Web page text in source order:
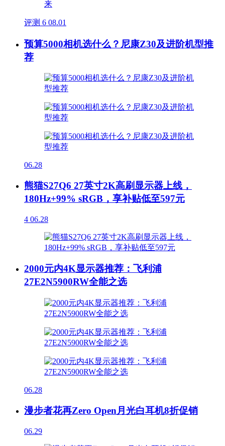
评测 6 08.01
预算5000相机选什么？尼康Z30及进阶机型推
荐
06.28
熊猫S27Q6 27英寸2K高刷显示器上线，
180Hz+99% sRGB，享补贴低至597元
4 06.28
2000元内4K显示器推荐：飞利浦
27E2N5900RW全能之选
06.28
漫步者花再Zero Open月光白耳机8折促销
06.29